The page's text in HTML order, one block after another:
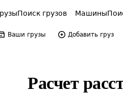
Поиск грузов Машины
Ваши грузы Добавить груз
Расчет